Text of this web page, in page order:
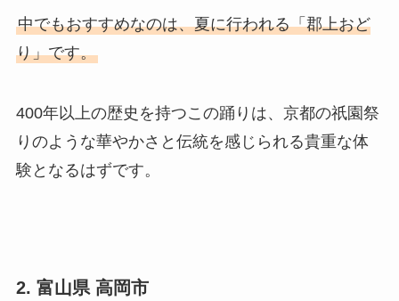
中でもおすすめなのは、夏に行われる「郡上おど
り」です。
400年以上の歴史を持つこの踊りは、京都の祇園祭
りのような華やかさと伝統を感じられる貴重な体
験となるはずです。
2. 富山県 高岡市